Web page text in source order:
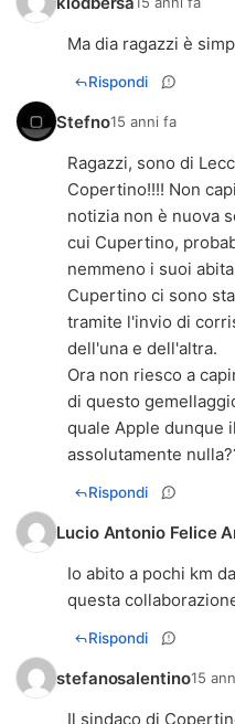
Ma dia ragazzi è
Rispondi
Stefno15 anni fa
Ragazzi, sono di
Copertino!!!! Non
notizia non è nuova
cui Cupertino,
nemmeno i suoi
Cupertino ci sono
tramite l'invio di
dell'una e dell'altra.
Ora non riesco a
di questo
quale Apple dunque
assolutamente
Rispondi
Lucio Antonio Felice
Io abito a pochi km
questa
Rispondi
stefanosalentino15
Il sindaco di